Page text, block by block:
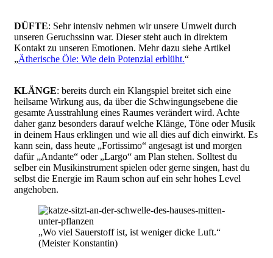
DÜFTE: Sehr intensiv nehmen wir unsere Umwelt durch
unseren Geruchssinn war. Dieser steht auch in direktem
Kontakt zu unseren Emotionen. Mehr dazu siehe Artikel
„Ätherische Öle: Wie dein Potenzial erblüht.“
KLÄNGE: bereits durch ein Klangspiel breitet sich eine
heilsame Wirkung aus, da über die Schwingungsebene die
gesamte Ausstrahlung eines Raumes verändert wird. Achte
daher ganz besonders darauf welche Klänge, Töne oder Musik
in deinem Haus erklingen und wie all dies auf dich einwirkt. Es
kann sein, dass heute „Fortissimo“ angesagt ist und morgen
dafür „Andante“ oder „Largo“ am Plan stehen. Solltest du
selber ein Musikinstrument spielen oder gerne singen, hast du
selbst die Energie im Raum schon auf ein sehr hohes Level
angehoben.
„Wo viel Sauerstoff ist, ist weniger dicke Luft.“
(Meister Konstantin)